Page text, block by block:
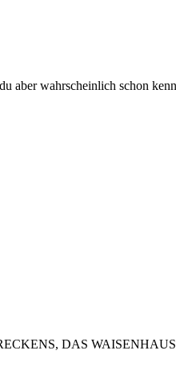
aber wahrscheinlich schon
DAS